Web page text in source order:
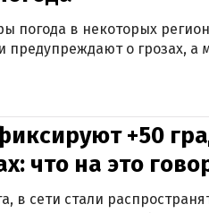
погода в некоторых
предупреждают о грозах, а
+50
что на это
в сети стали